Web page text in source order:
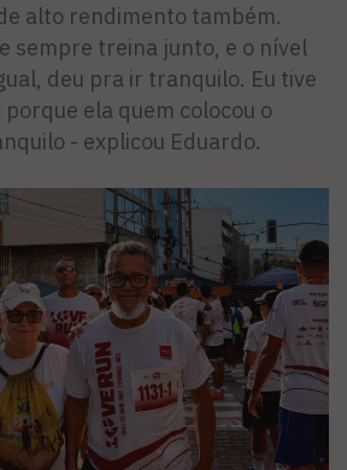
alto rendimento também.
sempre treina junto, e o nível
deu pra ir tranquilo. Eu tive
ela quem colocou o
- explicou Eduardo.